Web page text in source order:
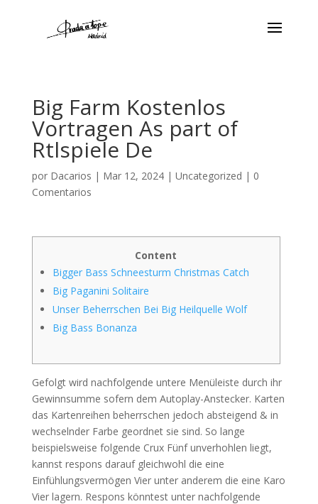
Big Farm Kostenlos
Vortragen As part of
Rtlspiele De
por Dacarios | Mar 12, 2024| Uncategorized | 0
Comentarios
Content
Bigger Bass Schneesturm Christmas Catch
Big Paganini Solitaire
Unser Beherrschen Bei Big Heilquelle Wolf
Big Bass Bonanza
Gefolgt wird nachfolgende untere Menüleiste durch ihr
Gewinnsumme sofern dem Autoplay-Anstecker. Karten
das Kartenreihen beherrschen jedoch absteigend & in
wechselnder Farbe geordnet sie sind. So lange
beispielsweise folgende Crux Fünf unverhohlen liegt,
kannst respons darauf gleichwohl die eine
Einfühlungsvermögen Vier unter anderem die eine Karo
Vier lagern. Respons könntest unter nachfolgende